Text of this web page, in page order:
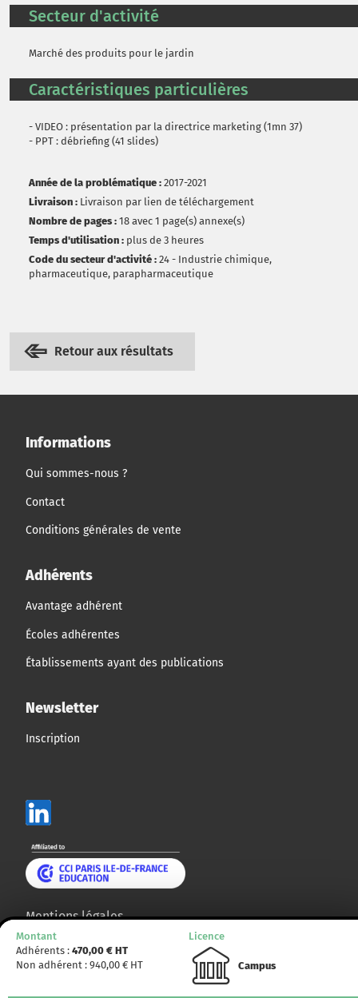
Secteur d'activité
Marché des produits pour le jardin
Caractéristiques particulières
- VIDEO : présentation par la directrice marketing (1mn 37)
- PPT : débriefing (41 slides)
Année de la problématique : 2017-2021
Livraison : Livraison par lien de téléchargement
Nombre de pages : 18 avec 1 page(s) annexe(s)
Temps d'utilisation : plus de 3 heures
Code du secteur d'activité : 24 - Industrie chimique,
pharmaceutique, parapharmaceutique
Retour aux résultats
Montant
Adhérents : 470,00 € HT
Non adhérent : 940,00 € HT
Licence
Campus
Informations
Qui sommes-nous ?
Contact
Conditions générales de vente
Adhérents
Avantage adhérent
Écoles adhérentes
Établissements ayant des publications
Newsletter
Inscription
Mentions légales
Plan du site
© CCMP 2014 - 2025. Tous droits réservés.